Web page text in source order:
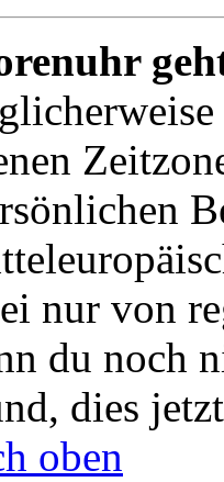
nur von
du noch
dies
oben